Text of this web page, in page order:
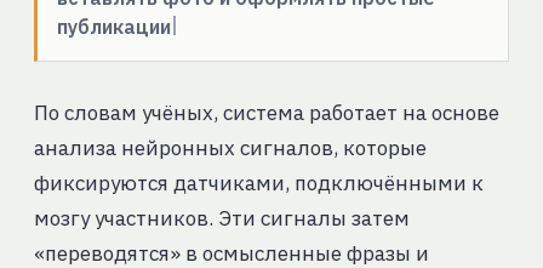
публикации
По словам учёных, система работает на основе
анализа нейронных сигналов, которые
фиксируются датчиками, подключёнными к
мозгу участников. Эти сигналы затем
«переводятся» в осмысленные фразы и